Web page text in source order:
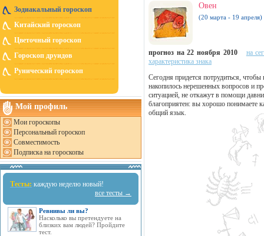
Зодиакальный гороскоп
Китайский гороскоп
Цветочный гороскоп
Гороскоп друидов
Рунический гороскоп
Мой профиль
Мои гороскопы
Персональный гороскоп
Совместимость
Подписка на гороскопы
Тесты: каждую неделю новый!
все тесты →
Ревнивы ли вы?
Насколько вы претендуете на
близких вам людей? Пройдите
тест.
Овен
(20 марта - 19 апреля)
прогноз на 22 ноября 2010
на
характеристика знака
Сегодня придется потрудиться,
накопилось нерешенных вопросов и
ситуацией, не откажут в помощи
благоприятен: вы хорошо понимаете
общий язык.